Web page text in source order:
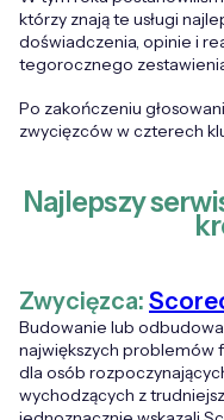
którzy znają te usługi
doświadczenia, opinie i
tegorocznego
Po zakończeniu
zwycięzców w czterech
Najlepszy
Zwycięzca:
Budowanie lub
największych problemów
dla osób
wychodzących z